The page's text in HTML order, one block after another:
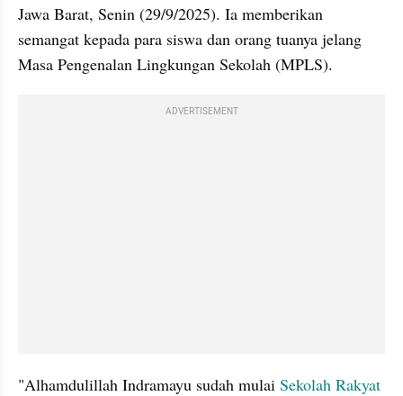
Jawa Barat, Senin (29/9/2025). Ia memberikan
semangat kepada para siswa dan orang tuanya jelang
Masa Pengenalan Lingkungan Sekolah (MPLS).
ADVERTISEMENT
"Alhamdulillah Indramayu sudah mulai Sekolah Rakyat